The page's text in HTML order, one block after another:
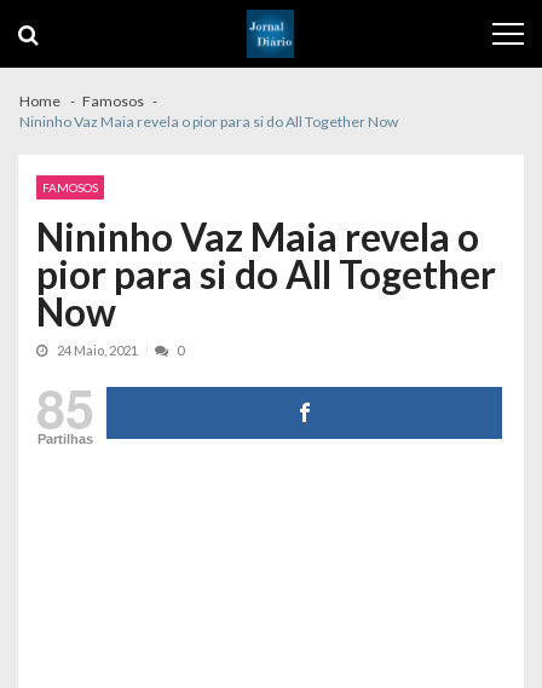
navigation
content
Home
Famosos
Nininho Vaz Maia revela o pior para si do All Together Now
FAMOSOS
Nininho Vaz Maia revela o
pior para si do All Together
Now
24 Maio, 2021 0
85
Partilhas